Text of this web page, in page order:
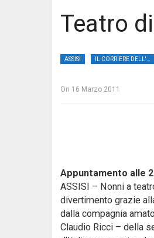
Teatro
ASSISI
On 16 Marzo 2011
Appuntamento alle
ASSISI – Nonni a
divertimento grazie
dalla compagnia
Claudio Ricci – della